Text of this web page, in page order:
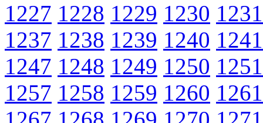
1227 1228 1229 1230 1231
1237 1238 1239 1240 1241
1247 1248 1249 1250 1251
1257 1258 1259 1260 1261